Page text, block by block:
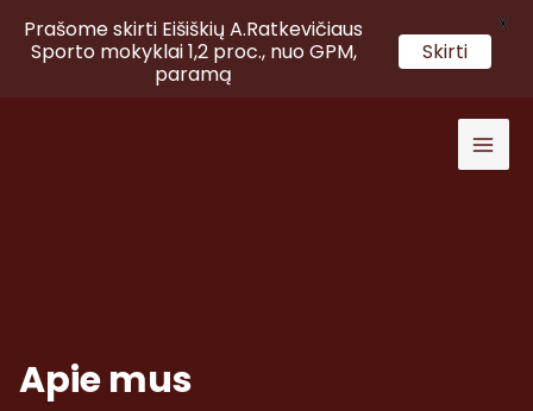
Apie mus
Prašome skirti Eišiškių A.Ratkevičiaus
Sporto mokyklai 1,2 proc., nuo GPM,
paramą
Skirti
X